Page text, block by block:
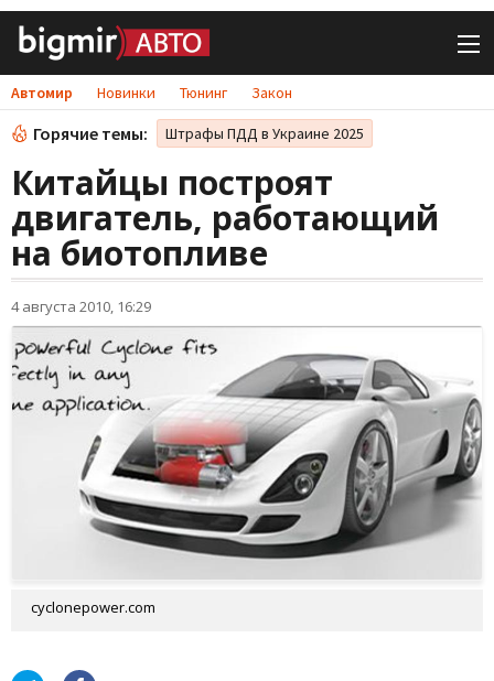
Автомир Новинки Тюнинг Закон
Горячие темы: Штрафы ПДД в Украине 2025
Китайцы построят
двигатель, работающий
на биотопливе
4 августа 2010, 16:29
cyclonepower.com